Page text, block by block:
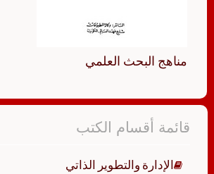
مناهج البحث العلمي
قائمة أقسام الكتب
الإدارة والتطوير الذاتي